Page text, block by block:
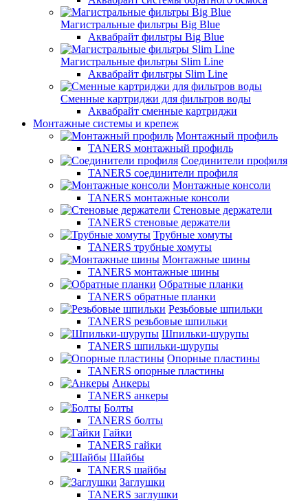
Магистральные фильтры Big Blue
Аквабрайт фильтры Big Blue
Магистральные фильтры Slim Line
Аквабрайт фильтры Slim Line
Сменные картриджи для фильтров воды
Аквабрайт сменные картриджи
Монтажные системы и крепеж
Монтажный профиль
TANERS монтажный профиль
Соединители профиля
TANERS соединители профиля
Монтажные консоли
TANERS монтажные консоли
Стеновые держатели
TANERS стеновые держатели
Трубные хомуты
TANERS трубные хомуты
Монтажные шины
TANERS монтажные шины
Обратные планки
TANERS обратные планки
Резьбовые шпильки
TANERS резьбовые шпильки
Шпильки-шурупы
TANERS шпильки-шурупы
Опорные пластины
TANERS опорные пластины
Анкеры
TANERS анкеры
Болты
TANERS болты
Гайки
TANERS гайки
Шайбы
TANERS шайбы
Заглушки
TANERS заглушки